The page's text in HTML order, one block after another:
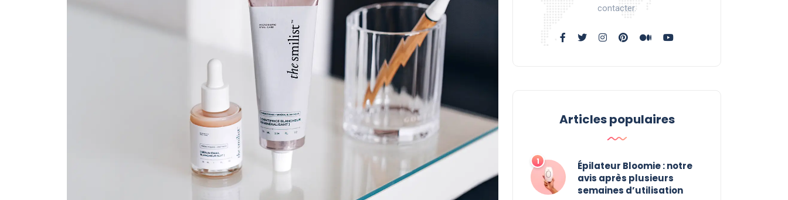
contacter.
Articles populaires
Épilateur Bloomie : notre
avis après plusieurs
semaines d’utilisation